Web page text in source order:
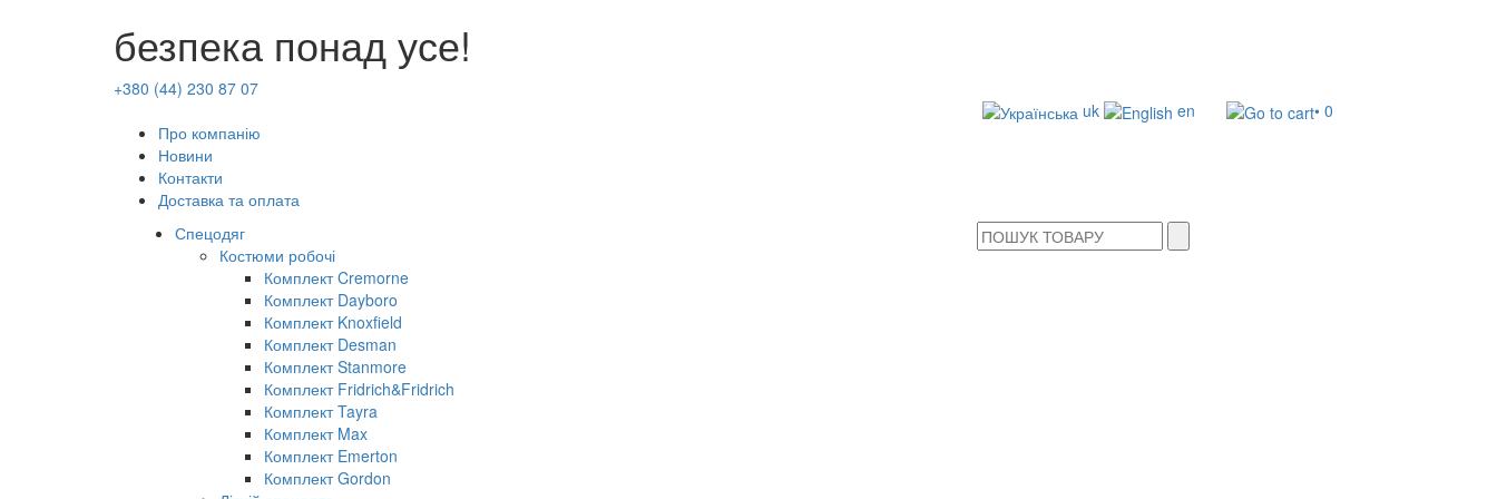
безпека понад усе!
+380 (44) 230 87 07
Про компанію
Новини
Контакти
Доставка та оплата
uk en • 0
Спецодяг
Костюми робочі
Комплект Cremorne
Комплект Dayboro
Комплект Knoxfield
Комплект Desman
Комплект Stanmore
Комплект Fridrich&Fridrich
Комплект Tayra
Комплект Max
Комплект Emerton
Комплект Gordon